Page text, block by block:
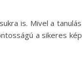
is. Mivel a
a sikeres